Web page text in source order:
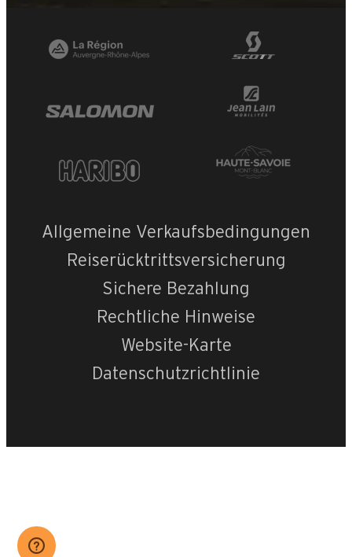
Allgemeine Verkaufsbedingungen
Reiserücktrittsversicherung
Sichere Bezahlung
Rechtliche Hinweise
Website-Karte
Datenschutzrichtlinie